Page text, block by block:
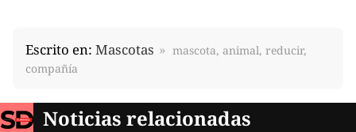
Escrito en: Mascotas
mascota, animal, reducir,
compañía
Noticias relacionadas